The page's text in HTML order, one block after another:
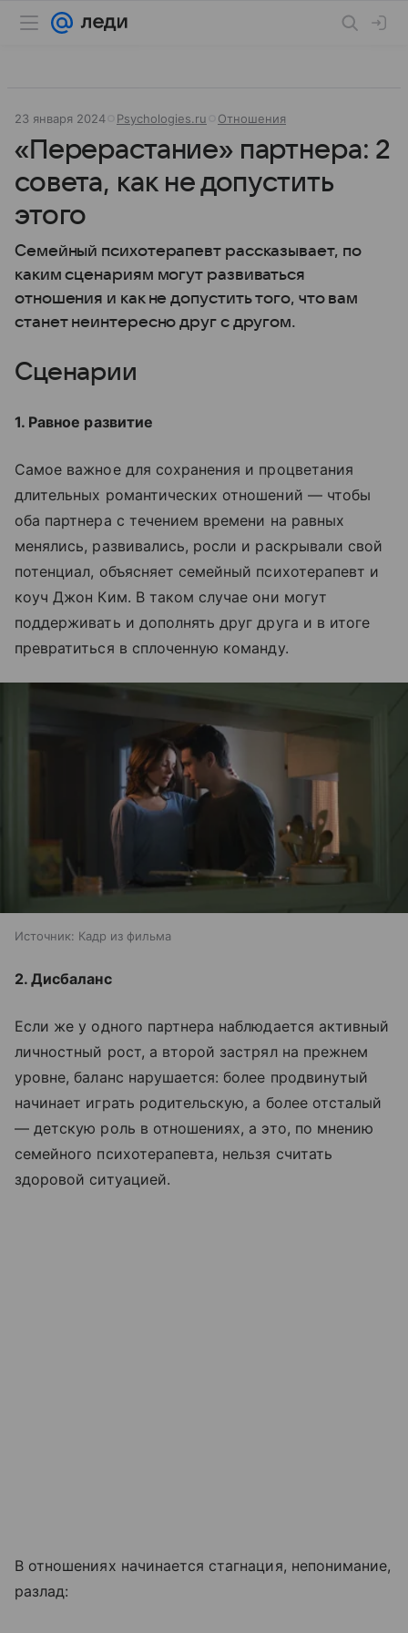
23 января 2024 Psychologies.ru Отношения
«Перерастание» партнера: 2
совета, как не допустить
этого
Семейный психотерапевт рассказывает, по
каким сценариям могут развиваться
отношения и как не допустить того, что вам
станет неинтересно друг с другом.
Сценарии
1. Равное развитие
Самое важное для сохранения и процветания
длительных романтических отношений — чтобы
оба партнера с течением времени на равных
менялись, развивались, росли и раскрывали свой
потенциал, объясняет семейный психотерапевт и
коуч Джон Ким. В таком случае они могут
поддерживать и дополнять друг друга и в итоге
превратиться в сплоченную команду.
Источник: Кадр из фильма
2. Дисбаланс
Если же у одного партнера наблюдается активный
личностный рост, а второй застрял на прежнем
уровне, баланс нарушается: более продвинутый
начинает играть родительскую, а более отсталый
— детскую роль в отношениях, а это, по мнению
семейного психотерапевта, нельзя считать
здоровой ситуацией.
В отношениях начинается стагнация, непонимание,
разлад: